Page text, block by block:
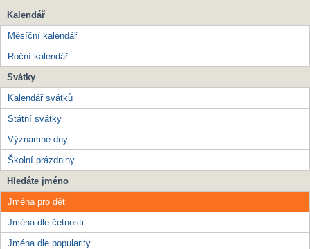
Kalendář
Měsíční kalendář
Roční kalendář
Svátky
Kalendář svátků
Státní svátky
Významné dny
Školní prázdniny
Hledáte jméno
Jména pro děti
Jména dle četnosti
Jména dle popularity